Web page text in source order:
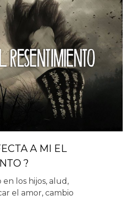
A MI EL
?
los hijos, alud ,
el amor, cambio